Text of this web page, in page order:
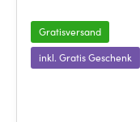
Gratisversand
inkl. Gratis Geschenk